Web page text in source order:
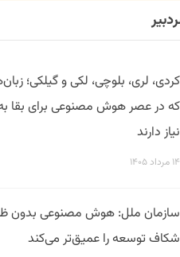
کردی، لری، بلوچی، لکی و گیلکی؛
که در عصر هوش مصنوعی برای بقا
نیاز دارند
۱۴ مرداد ۱۴۰۵
سازمان ملل: هوش مصنوعی بدون
شکاف توسعه را عمیق‌تر می‌کند